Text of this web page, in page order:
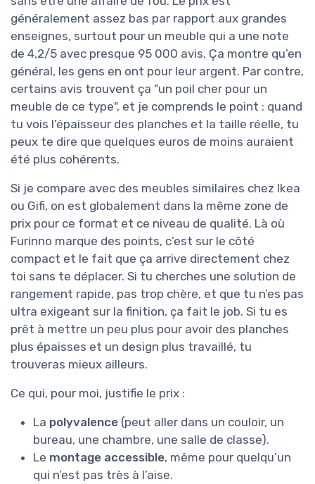
généralement assez bas par rapport aux grandes
enseignes, surtout pour un meuble qui a une note
de 4,2/5 avec presque 95 000 avis. Ça montre qu’en
général, les gens en ont pour leur argent. Par contre,
certains avis trouvent ça "un poil cher pour un
meuble de ce type", et je comprends le point : quand
tu vois l’épaisseur des planches et la taille réelle, tu
peux te dire que quelques euros de moins auraient
été plus cohérents.
Si je compare avec des meubles similaires chez Ikea
ou Gifi, on est globalement dans la même zone de
prix pour ce format et ce niveau de qualité. Là où
Furinno marque des points, c’est sur le côté
compact et le fait que ça arrive directement chez
toi sans te déplacer. Si tu cherches une solution de
rangement rapide, pas trop chère, et que tu n’es pas
ultra exigeant sur la finition, ça fait le job. Si tu es
prêt à mettre un peu plus pour avoir des planches
plus épaisses et un design plus travaillé, tu
trouveras mieux ailleurs.
Ce qui, pour moi, justifie le prix :
La polyvalence (peut aller dans un couloir, un
bureau, une chambre, une salle de classe).
Le montage accessible, même pour quelqu’un
qui n’est pas très à l’aise.